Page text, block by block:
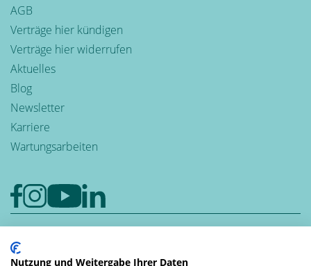
AGB
Verträge hier kündigen
Verträge hier widerrufen
Aktuelles
Blog
Newsletter
Karriere
Wartungsarbeiten
Nutzung und Weitergabe Ihrer Daten